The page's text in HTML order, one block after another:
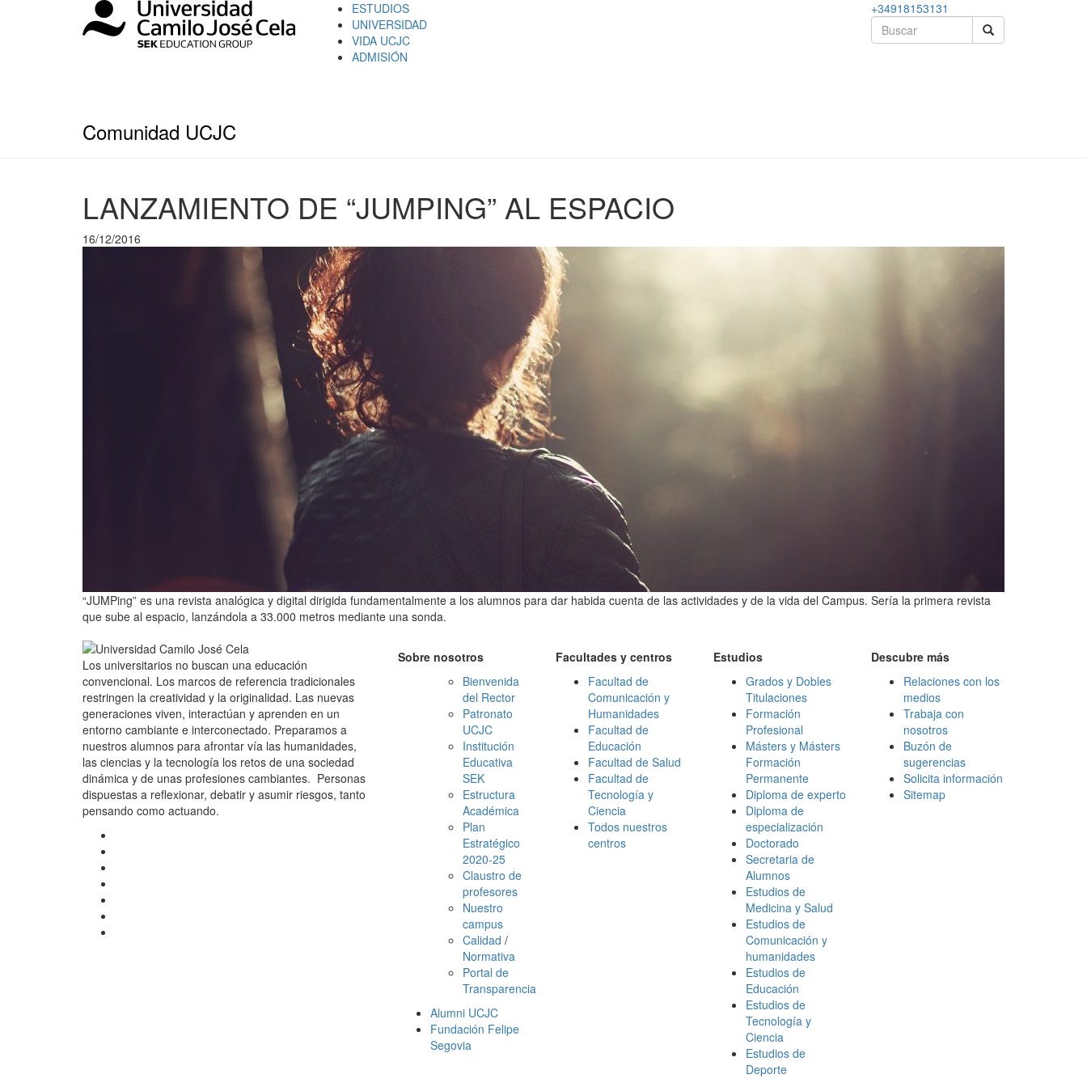
ESTUDIOS
UNIVERSIDAD
VIDA UCJC
ADMISIÓN
+34918153131
Comunidad UCJC
LANZAMIENTO DE “JUMPING” AL ESPACIO
16/12/2016
“JUMPing” es una revista analógica y digital dirigida fundamentalmente a los alumnos para dar habida cuenta de las actividades y de la vida del Campus. Sería la primera revista
que sube al espacio, lanzándola a 33.000 metros mediante una sonda.
Los universitarios no buscan una educación
convencional. Los marcos de referencia tradicionales
restringen la creatividad y la originalidad. Las nuevas
generaciones viven, interactúan y aprenden en un
entorno cambiante e interconectado. Preparamos a
nuestros alumnos para afrontar vía las humanidades,
las ciencias y la tecnología los retos de una sociedad
dinámica y de unas profesiones cambiantes. Personas
dispuestas a reflexionar, debatir y asumir riesgos, tanto
pensando como actuando.
Sobre nosotros
Bienvenida
del Rector
Patronato
UCJC
Institución
Educativa
SEK
Estructura
Académica
Plan
Estratégico
2020-25
Claustro de
profesores
Nuestro
campus
Calidad /
Normativa
Portal de
Transparencia
Alumni UCJC
Fundación Felipe
Segovia
Facultades y centros
Facultad de
Comunicación y
Humanidades
Facultad de
Educación
Facultad de Salud
Facultad de
Tecnología y
Ciencia
Todos nuestros
centros
Estudios
Grados y Dobles
Titulaciones
Formación
Profesional
Másters y Másters
Formación
Permanente
Diploma de experto
Diploma de
especialización
Doctorado
Secretaria de
Alumnos
Estudios de
Medicina y Salud
Estudios de
Comunicación y
humanidades
Estudios de
Educación
Estudios de
Tecnología y
Ciencia
Estudios de
Deporte
Descubre más
Relaciones con los
medios
Trabaja con
nosotros
Buzón de
sugerencias
Solicita información
Sitemap